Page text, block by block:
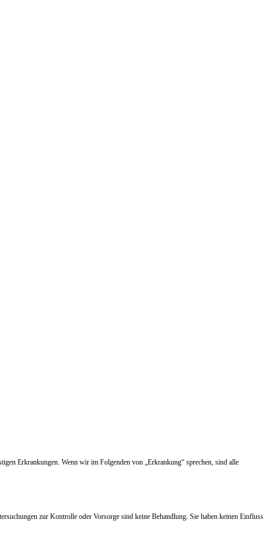
Erkrankungen. Wenn wir im Folgenden von „Erkrankung“ sprechen, sind alle
zur Kontrolle oder Vorsorge sind keine Behandlung. Sie haben keinen Einfluss